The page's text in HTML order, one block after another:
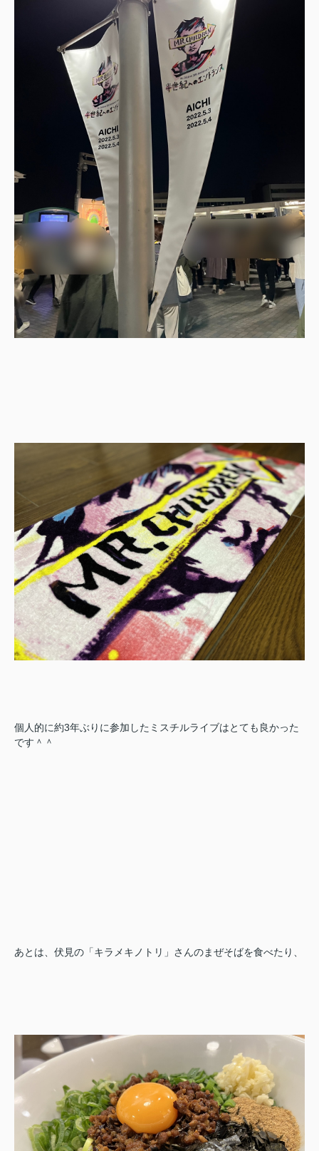
個人的に約3年ぶりに参加した ミスチルライブはとても良かった
です＾＾
あとは、伏見の「キラメキノトリ」さんのまぜそばを食べたり、